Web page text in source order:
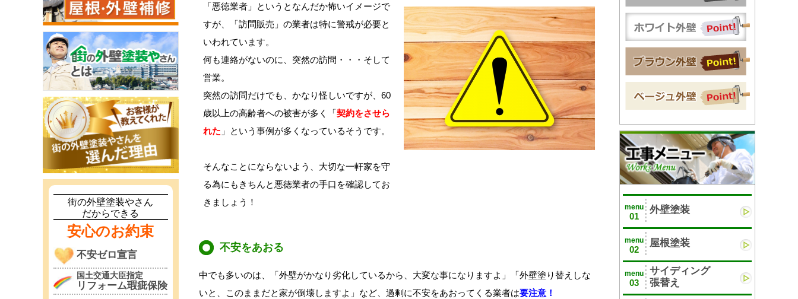
「悪徳業者」というとなんだか怖いイメージで
すが、「訪問販売」の業者は特に警戒が必要と
いわれています。
何も連絡がないのに、突然の訪問・・・そして
営業。
突然の訪問だけでも、かなり怪しいですが、60
歳以上の高齢者への被害が多く「契約をさせら
れた 」という事例が多くなっているそうです。
そんなことにならないよう、大切な一軒家を守
る為にもきちんと悪徳業者の手口を確認してお
きましょう！
不安をあおる
中でも多いのは、「外壁がかなり劣化しているから、大変な事になりますよ」「外壁塗り替えしな
いと、このままだと家が倒壊しますよ」など、過剰に不安をあおってくる業者は要注意！
menu
01
外壁塗装
menu
02
屋根塗装
menu
03
サイディング
張替え
街の外壁塗装やさん
だからできる
安心のお約束
不安ゼロ宣言
国土交通大臣指定
リフォーム瑕疵保険